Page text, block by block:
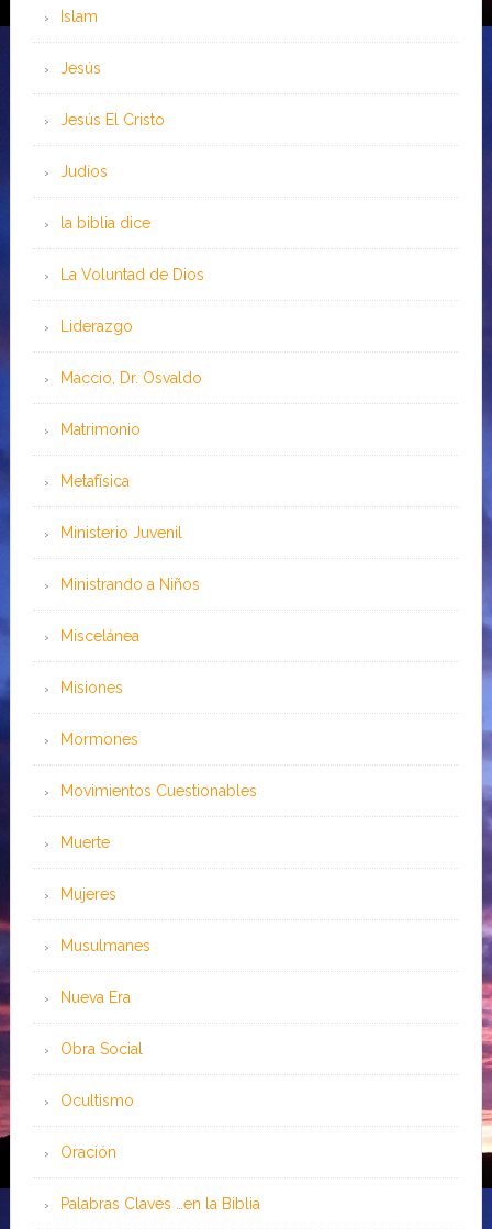
Islam
Jesús
Jesús El Cristo
Judíos
la biblia dice
La Voluntad de Dios
Liderazgo
Maccio, Dr. Osvaldo
Matrimonio
Metafísica
Ministerio Juvenil
Ministrando a Niños
Miscelánea
Misiones
Mormones
Movimientos Cuestionables
Muerte
Mujeres
Musulmanes
Nueva Era
Obra Social
Ocultismo
Oración
Palabras Claves …en la Biblia